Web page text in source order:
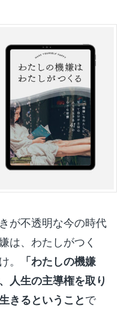
が不透明な今の時代
は、わたしがつく
。
「わたしの機嫌
人生の主導権を取り
きるということ で